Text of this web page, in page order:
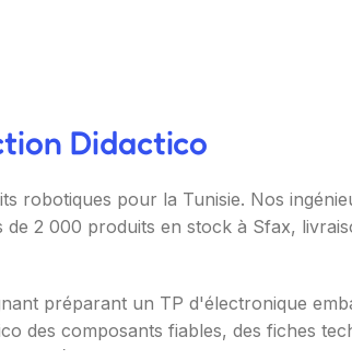
Didactico
robotiques pour la Tunisie. Nos
2 000 produits en stock à Sfax,
préparant un TP d'électronique
composants fiables, des fiches